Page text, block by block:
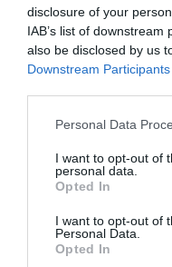
disclosure of your
IAB’s list of
also be disclosed by us
Downstream Participants
Please note that this
not limited to your visit
grant or deny consent
use your data for below
consent section.
Personal Data
I want to opt-out of
personal data.
Opted In
I want to opt-out of
Personal Data.
Opted In
még nem nyitott,
nem marad, aki
Mert nem elég kitartó.
megfutamodik, pedig
időbe telik, amíg
Nyilvánvaló, hogy a
mindenkire
egyedül, mások nem
esetleg pont maguk
is vágynak egy igazi